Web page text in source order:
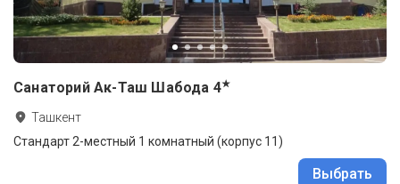
Санаторий Ак-Таш Шабода 4★
Ташкент
Стандарт 2-местный 1 комнатный (корпус 11)
Выбрать